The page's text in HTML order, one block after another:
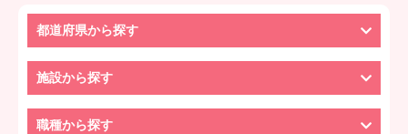
都道府県から探す
施設から探す
職種から探す